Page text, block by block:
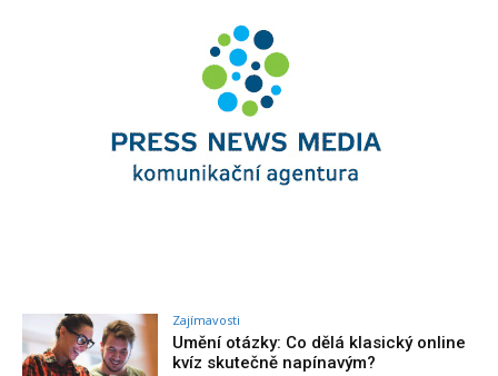
Zajímavosti
Umění otázky: Co dělá klasický online
kvíz skutečně napínavým?